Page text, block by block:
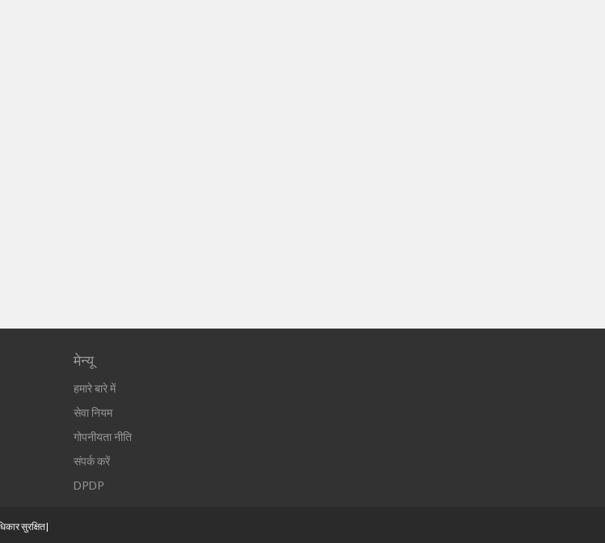
मेन्यू
हमारे बारे में
सेवा नियम
गोपनीयता नीति
संपर्क करें
DPDP
सुरक्षित|